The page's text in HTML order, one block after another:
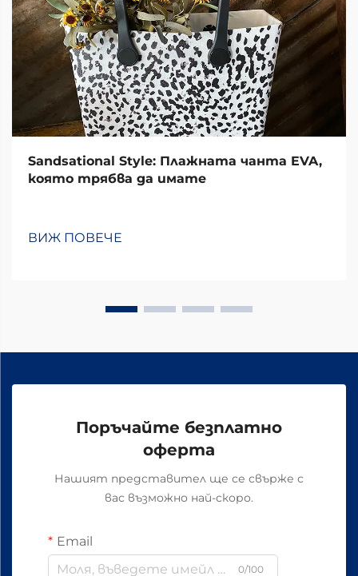
Sandsational Style: Плажната чанта EVA,
която трябва да имате
ВИЖ ПОВЕЧЕ
Поръчайте безплатно
оферта
Нашият представител ще се свърже с
вас възможно най-скоро.
Email
0/100